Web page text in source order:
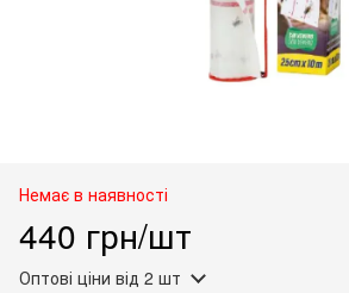
Немає в наявності
440 грн/шт
Оптові ціни від 2 шт